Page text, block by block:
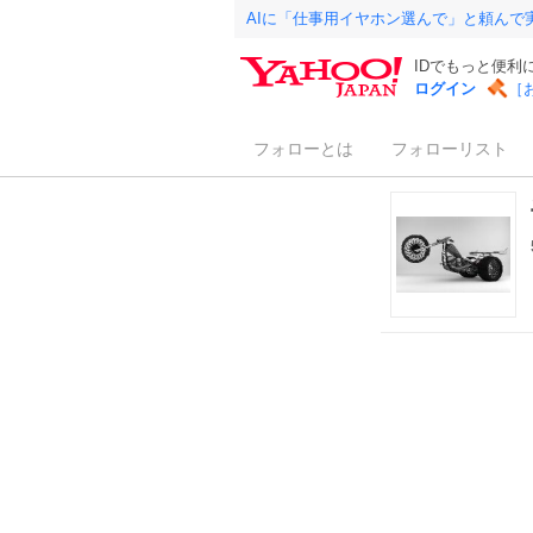
AIに「仕事用イヤホン選んで」と頼んで
IDでもっと便利
ログイン
フォローとは フォローリスト